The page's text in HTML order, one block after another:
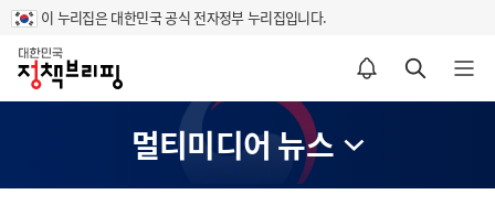
이 누리집은 대한민국 공식 전자정부 누리집입니다.
홈
알림설정 바로가기 검색 바로가기 메뉴 열기
멀티미디어 뉴스